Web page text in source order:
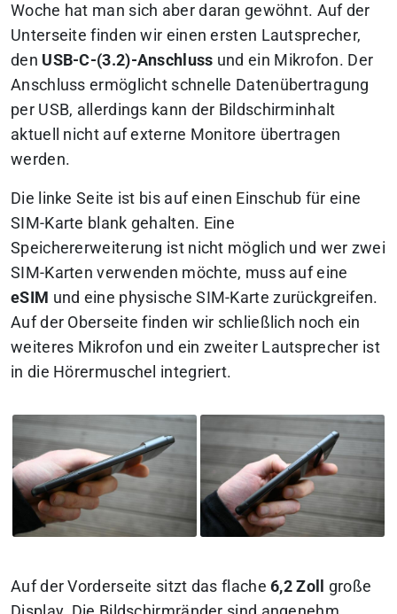
Woche hat man sich aber daran gewöhnt. Auf der
Unterseite finden wir einen ersten Lautsprecher,
den USB-C-(3.2)-Anschluss und ein Mikrofon. Der
Anschluss ermöglicht schnelle Datenübertragung
per USB, allerdings kann der Bildschirminhalt
aktuell nicht auf externe Monitore übertragen
werden.
Die linke Seite ist bis auf einen Einschub für eine
SIM-Karte blank gehalten. Eine
Speichererweiterung ist nicht möglich und wer zwei
SIM-Karten verwenden möchte, muss auf eine
eSIM und eine physische SIM-Karte zurückgreifen.
Auf der Oberseite finden wir schließlich noch ein
weiteres Mikrofon und ein zweiter Lautsprecher ist
in die Hörermuschel integriert.
Auf der Vorderseite sitzt das flache6,2 Zoll
große